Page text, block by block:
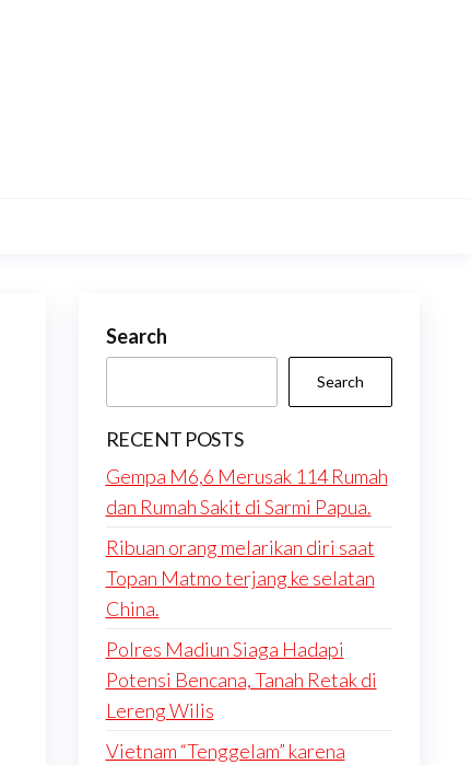
Search
Search
RECENT POSTS
Gempa M6,6 Merusak 114 Rumah
dan Rumah Sakit di Sarmi Papua.
Ribuan orang melarikan diri saat
Topan Matmo terjang ke selatan
China.
Polres Madiun Siaga Hadapi
Potensi Bencana, Tanah Retak di
Lereng Wilis
Vietnam “Tenggelam” karena